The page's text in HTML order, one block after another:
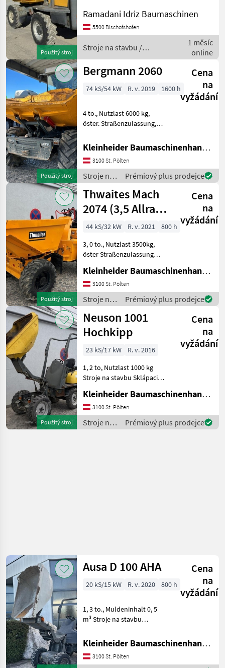
Použitý stroj
vozidlo
Ramadani Idriz Baumaschinen
5500 Bischofshofen
Stroje na stavbu /
Wacker Neuson
1 měsíc
online
Použitý stroj
Bergmann 2060
Cena
na
vyžádání
74 kS/54 kW R. v. 2019 1600 h
4 to., Nutzlast 6000 kg,
öster. Straßenzulassung,
stavbu Sklápacie vozidlo
Kleinheider Baumaschinenhandel GmbH.
3100 St. Pölten
Stroje na
stavbu /
Bergmann
Prémiový plus prodejce
Použitý stroj
Thwaites Mach
2074 (3,5 Allrad)
inkl. EZG
Cena
na
vyžádání
44 kS/32 kW R. v. 2021
800 h
3, 0 to., Nutzlast 3500kg,
öster Straßenzulassung
vozidlo
Kleinheider Baumaschinenhandel GmbH.
3100 St. Pölten
Stroje na
stavbu /
Thwaites
Prémiový plus prodejce
Použitý stroj
Neuson 1001
Hochkipp
Cena
na
vyžádání
23 kS/17 kW
R. v. 2016
1, 2 to, Nutzlast 1000 kg
Stroje na stavbu Sklápacie
Kleinheider Baumaschinenhandel GmbH.
3100 St. Pölten
Stroje na
stavbu /
Prémiový plus prodejce
Ausa D 100 AHA
Cena
na
vyžádání
20 kS/15 kW R. v. 2020 800 h
1, 3 to., Muldeninhalt 0, 5
m³ Stroje na stavbu
Kleinheider Baumaschinenhandel GmbH.
3100 St. Pölten